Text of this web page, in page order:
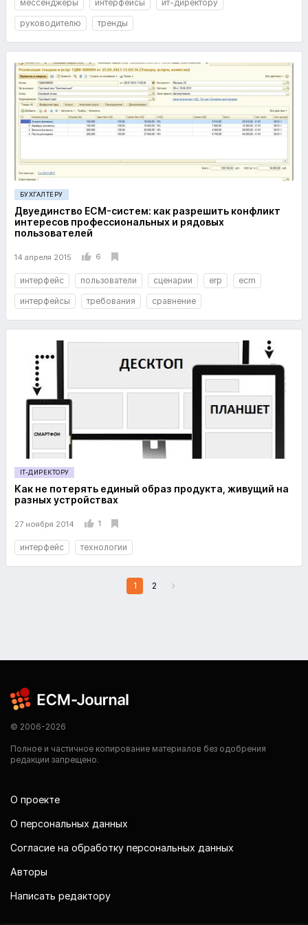
мессенджеры
интерфейсы
ит-директору
руководителю
тренды
БУХГАЛТЕРУ
Двуединство ECM-систем: как разрешить конфликт
интересов профессиональных и рядовых
пользователей
14 апреля 2015 6
интерфейс пользователи сценарии erp
ecm
интерфейсы
требования сравнение
IT-ДИРЕКТОРУ
Как не потерять единый образ продукта, живущий на
разных устройствах
27 ноября 2014 1
интерфейс технологии
1 2
© 2006-2026
Полное и частичное копирование материалов без одобрения
редакции запрещено.
О проекте
О персональных данных
Согласие на обработку персональных данных
Авторы
Написать редактору